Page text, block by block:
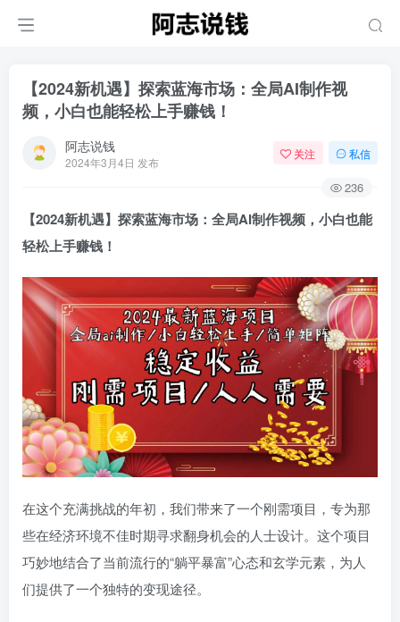
【2024新机遇】探索蓝海市场：全局AI制作视
频，小白也能轻松上手赚钱！
阿志说钱
2024年3月4日 发布
关注 私信
236
【2024新机遇】探索蓝海市场：全局AI制作视频，小白也能
轻松上手赚钱！
在这个充满挑战的年初，我们带来了一个刚需项目，专为那
些在经济环境不佳时期寻求翻身机会的人士设计。这个项目
巧妙地结合了当前流行的“躺平暴富”心态和玄学元素，为人
们提供了一个独特的变现途径。